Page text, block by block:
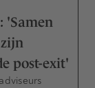
'Samen
post-exit'